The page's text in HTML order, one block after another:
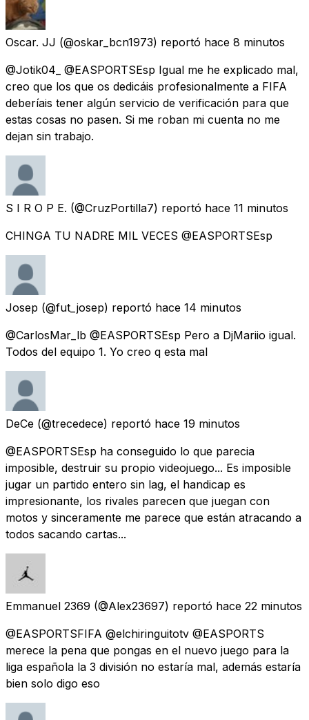
Oscar. JJ (@oskar_bcn1973) reportó hace 8 minutos
@Jotik04_ @EASPORTSEsp Igual me he explicado mal,
creo que los que os dedicáis profesionalmente a FIFA
deberíais tener algún servicio de verificación para que
estas cosas no pasen. Si me roban mi cuenta no me
dejan sin trabajo.
S I R O P E. (@CruzPortilla7) reportó hace 11 minutos
CHINGA TU NADRE MIL VECES @EASPORTSEsp
Josep (@fut_josep) reportó hace 14 minutos
@CarlosMar_lb @EASPORTSEsp Pero a DjMariio igual.
Todos del equipo 1. Yo creo q esta mal
DeCe (@trecedece) reportó hace 19 minutos
@EASPORTSEsp ha conseguido lo que parecia
imposible, destruir su propio videojuego... Es imposible
jugar un partido entero sin lag, el handicap es
impresionante, los rivales parecen que juegan con
motos y sinceramente me parece que están atracando a
todos sacando cartas...
Emmanuel 2369 (@Alex23697) reportó hace 22 minutos
@EASPORTSFIFA @elchiringuitotv @EASPORTS
merece la pena que pongas en el nuevo juego para la
liga española la 3 división no estaría mal, además estaría
bien solo digo eso